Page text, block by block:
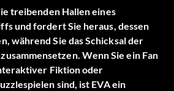
treibenden Hallen eines
und fordert Sie heraus, dessen
während Sie das Schicksal der
Wenn Sie ein Fan
Fiktion oder
sind, ist EVA ein